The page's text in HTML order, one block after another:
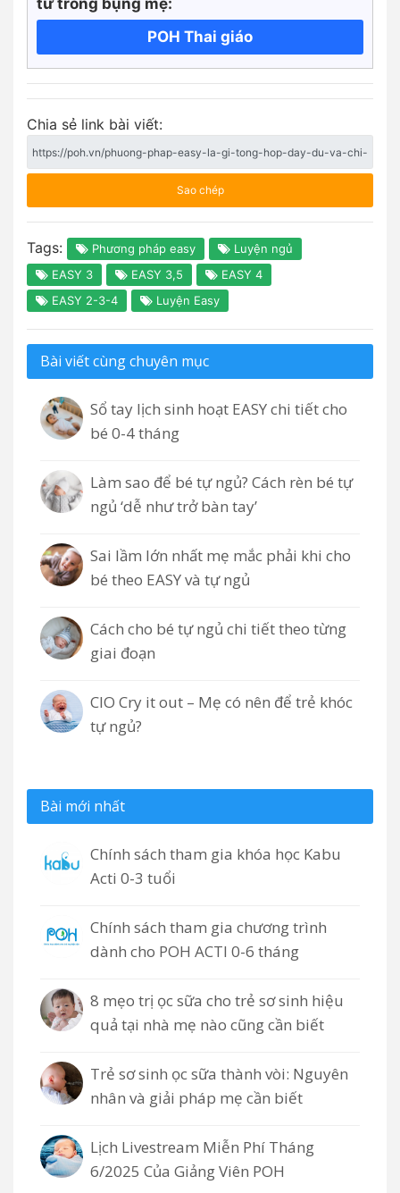
từ trong bụng mẹ:
POH Thai giáo
Chia sẻ link bài viết:
Sao chép
Tags: Phương pháp easy
Luyện ngủ
EASY 3
EASY 3,5
EASY 4
EASY 2-3-4
Luyện Easy
Bài viết cùng chuyên mục
​​​​​​​Sổ tay lịch sinh hoạt EASY chi tiết cho
bé 0-4 tháng
Làm sao để bé tự ngủ? Cách rèn bé tự
ngủ ‘dễ như trở bàn tay’
Sai lầm lớn nhất mẹ mắc phải khi cho
bé theo EASY và tự ngủ
Cách cho bé tự ngủ chi tiết theo từng
giai đoạn
CIO Cry it out – Mẹ có nên để trẻ khóc
tự ngủ?
Bài mới nhất
Chính sách tham gia khóa học Kabu
Acti 0-3 tuổi
Chính sách tham gia chương trình
dành cho POH ACTI 0-6 tháng
8 mẹo trị ọc sữa cho trẻ sơ sinh hiệu
quả tại nhà mẹ nào cũng cần biết
Trẻ sơ sinh ọc sữa thành vòi: Nguyên
nhân và giải pháp mẹ cần biết
Lịch Livestream Miễn Phí Tháng
6/2025 Của Giảng Viên POH